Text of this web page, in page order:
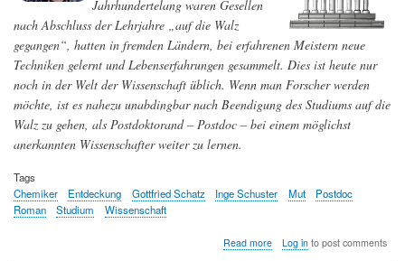
Jahrhundertelang waren Gesellen
nach Abschluss der Lehrjahre „auf die Walz
gegangen“, hatten in fremden Ländern, bei erfahrenen Meistern neue
Techniken gelernt und Lebenserfahrungen gesammelt. Dies ist heute nur
noch in der Welt der Wissenschaft üblich. Wenn man Forscher werden
möchte, ist es nahezu unabdingbar nach Beendigung des Studiums auf die
Walz zu gehen, als Postdoktorand – Postdoc – bei einem möglichst
anerkannten Wissenschafter weiter zu lernen.
Tags
Chemiker
Entdeckung Gottfried Schatz Inge Schuster Mut
Postdoc
Roman
Studium Wissenschaft
Read moreabout
Log into post comments